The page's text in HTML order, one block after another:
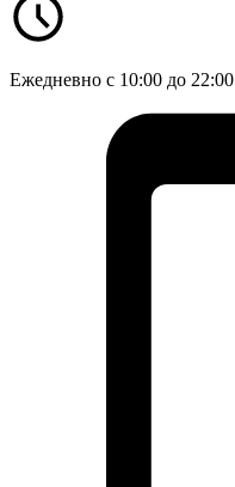
Ежедневно с 10:00 до 22:00